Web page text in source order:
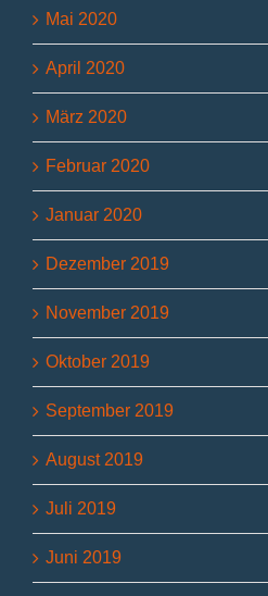
Mai 2020
April 2020
März 2020
Februar 2020
Januar 2020
Dezember 2019
November 2019
Oktober 2019
September 2019
August 2019
Juli 2019
Juni 2019